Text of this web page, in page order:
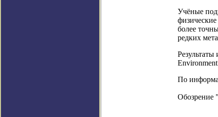
Учёные
более
редких
По
Обозрение